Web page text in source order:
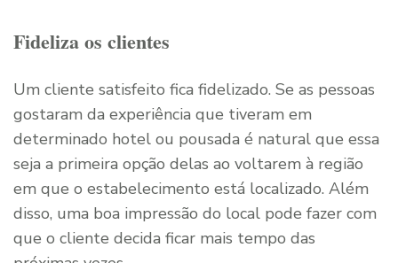
Fideliza os clientes
Um cliente satisfeito fica fidelizado. Se as pessoas
gostaram da experiência que tiveram em
determinado hotel ou pousada é natural que essa
seja a primeira opção delas ao voltarem à região
em que o estabelecimento está localizado. Além
disso, uma boa impressão do local pode fazer com
que o cliente decida ficar mais tempo das